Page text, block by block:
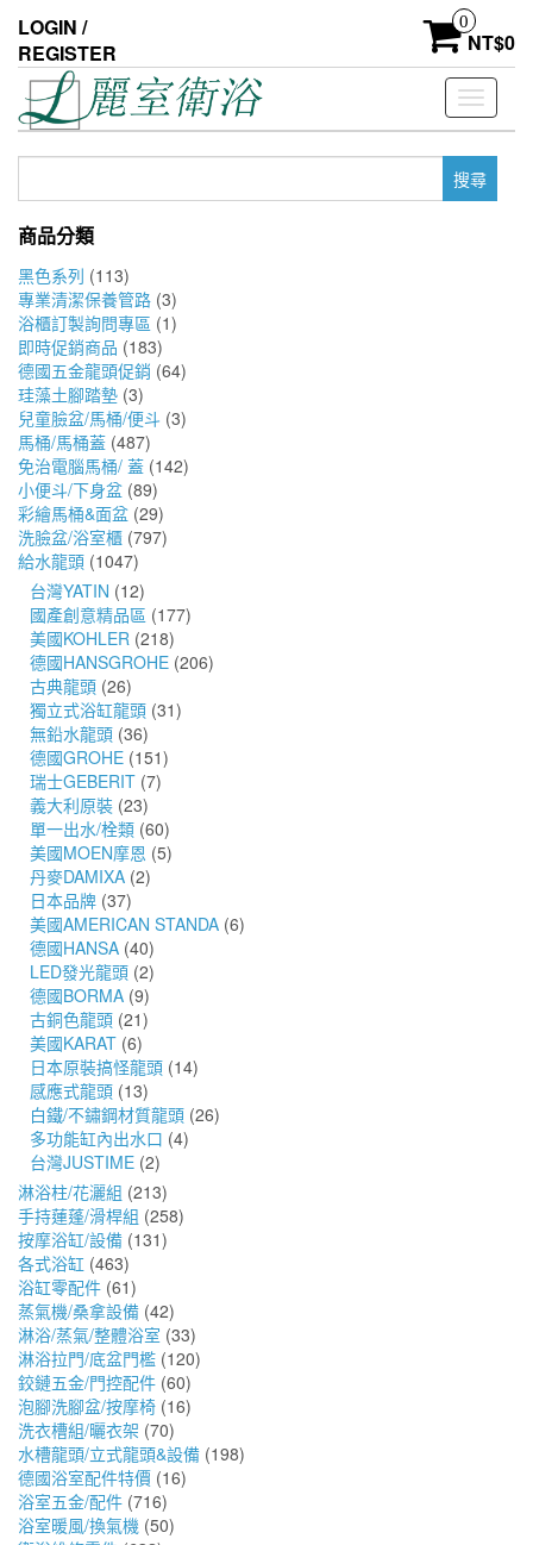
the
content
LOGIN /
REGISTER
0
NT$0
Toggle
鍵
商品分類
黑色系列 (113)
專業清潔保養管路 (3)
浴櫃訂製詢問專區 (1)
即時促銷商品 (183)
德國五金龍頭促銷 (64)
珪藻土腳踏墊 (3)
兒童臉盆/馬桶/便斗 (3)
馬桶/馬桶蓋 (487)
免治電腦馬桶/ 蓋 (142)
小便斗/下身盆 (89)
彩繪馬桶&面盆 (29)
洗臉盆/浴室櫃 (797)
給水龍頭 (1047)
台灣YATIN (12)
國產創意精品區 (177)
美國KOHLER (218)
德國HANSGROHE (206)
古典龍頭 (26)
獨立式浴缸龍頭 (31)
無鉛水龍頭 (36)
德國GROHE (151)
瑞士GEBERIT (7)
義大利原裝 (23)
單一出水/栓類 (60)
美國MOEN摩恩 (5)
丹麥DAMIXA (2)
日本品牌 (37)
美國AMERICAN STANDA (6)
德國HANSA (40)
LED發光龍頭 (2)
德國BORMA (9)
古銅色龍頭 (21)
美國KARAT (6)
日本原裝搞怪龍頭 (14)
感應式龍頭 (13)
白鐵/不鏽鋼材質龍頭 (26)
多功能缸內出水口 (4)
台灣JUSTIME (2)
淋浴柱/花灑組 (213)
手持蓮蓬/滑桿組 (258)
按摩浴缸/設備 (131)
各式浴缸 (463)
浴缸零配件 (61)
蒸氣機/桑拿設備 (42)
淋浴/蒸氣/整體浴室 (33)
淋浴拉門/底盆門檻 (120)
鉸鏈五金/門控配件 (60)
泡腳洗腳盆/按摩椅 (16)
洗衣槽組/曬衣架 (70)
水槽龍頭/立式龍頭&設備 (198)
德國浴室配件特價 (16)
浴室五金/配件 (716)
浴室暖風/換氣機 (50)